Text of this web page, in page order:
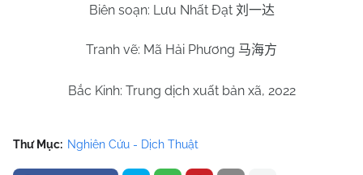
Biên soạn: Lưu Nhất Đạt 刘一达
Tranh vẽ: Mã Hải Phương 马海方
Bắc Kinh: Trung dịch xuất bản xã, 2022
Thư Mục: Nghiên Cứu - Dịch Thuật